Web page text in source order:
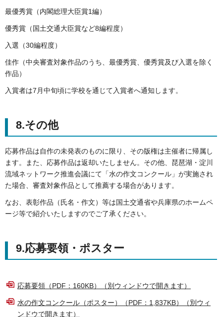
最優秀賞（内閣総理大臣賞1編）
優秀賞（国土交通大臣賞など8編程度）
入選（30編程度）
佳作（中央審査対象作品のうち、最優秀賞、優秀賞及び入選を除く
作品）
入賞者は7月中旬頃に学校を通じて入賞者へ通知します。
8.その他
応募作品は自作の未発表のものに限り、その版権は主催者に帰属し
ます。また、応募作品は返却いたしません。その他、琵琶湖・淀川
流域ネットワーク推進会議にて「水の作文コンクール」が実施され
た場合、審査対象作品として推薦する場合があります。
なお、表彰作品（氏名・作文）等は国土交通省や兵庫県のホームペ
ージ等で紹介いたしますのでご了承ください。
9.応募要領・ポスター
応募要領（PDF：160KB）（別ウィンドウで開きます）
水の作文コンクール（ポスター）（PDF：1,837KB）（別ウィ
ンドウで開きます）